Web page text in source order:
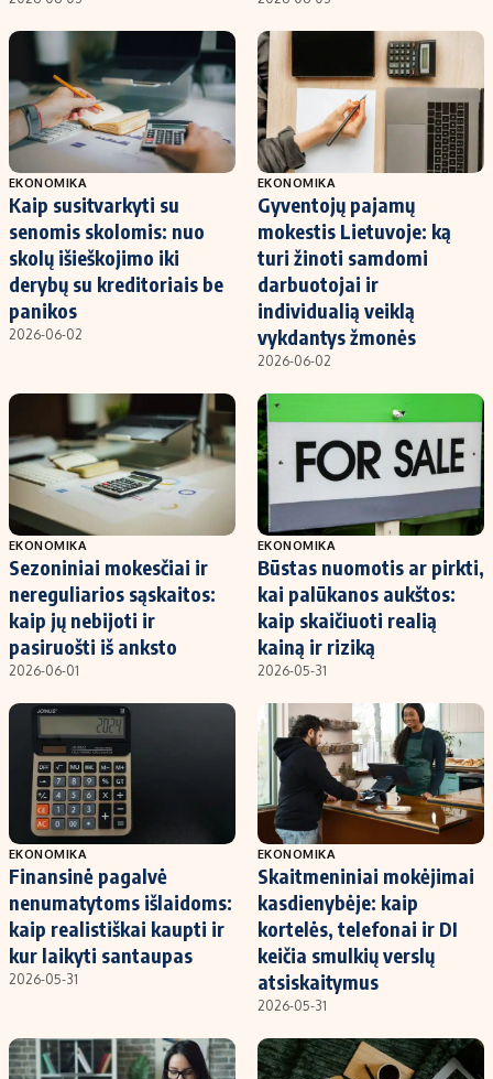
EKONOMIKA
Kaip susitvarkyti su
senomis skolomis: nuo
skolų išieškojimo iki
derybų su kreditoriais be
panikos
2026-06-02
EKONOMIKA
Gyventojų pajamų
mokestis Lietuvoje: ką
turi žinoti samdomi
darbuotojai ir
individualią veiklą
vykdantys žmonės
2026-06-02
EKONOMIKA
Sezoniniai mokesčiai ir
nereguliarios sąskaitos:
kaip jų nebijoti ir
pasiruošti iš anksto
2026-06-01
EKONOMIKA
Būstas nuomotis ar pirkti,
kai palūkanos aukštos:
kaip skaičiuoti realią
kainą ir riziką
2026-05-31
EKONOMIKA
Finansinė pagalvė
nenumatytoms išlaidoms:
kaip realistiškai kaupti ir
kur laikyti santaupas
2026-05-31
EKONOMIKA
Skaitmeniniai mokėjimai
kasdienybėje: kaip
kortelės, telefonai ir DI
keičia smulkių verslų
atsiskaitymus
2026-05-31